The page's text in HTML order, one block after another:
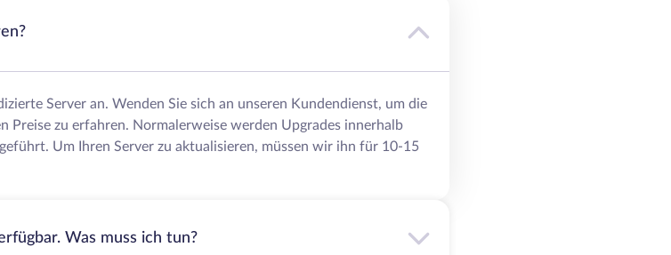
Server an. Wenden Sie sich an unseren Kundendienst, um die
Preise zu erfahren. Normalerweise werden Upgrades innerhalb
Um Ihren Server zu aktualisieren, müssen wir ihn für 10-15
Was muss ich tun?